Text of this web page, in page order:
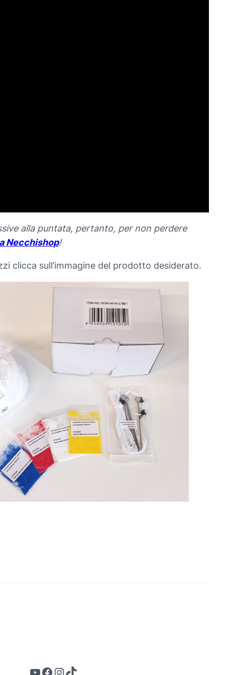
alla puntata, pertanto, per non perdere
Necchishop!
clicca sull’immagine del prodotto desiderato.
YouTube Facebook InstagramTikTok